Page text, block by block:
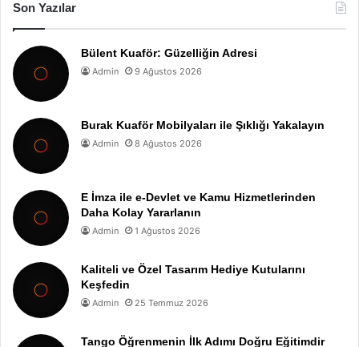
Son Yazılar
Bülent Kuaför: Güzelliğin Adresi
Admin 9 Ağustos 2026
Burak Kuaför Mobilyaları ile Şıklığı Yakalayın
Admin 8 Ağustos 2026
E İmza ile e-Devlet ve Kamu Hizmetlerinden
Daha Kolay Yararlanın
Admin 1 Ağustos 2026
Kaliteli ve Özel Tasarım Hediye Kutularını
Keşfedin
Admin 25 Temmuz 2026
Tango Öğrenmenin İlk Adımı Doğru Eğitimdir